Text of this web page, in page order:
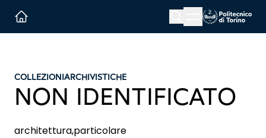
Menu button
COLLEZIONIARCHIVISTICHE
NON IDENTIFICATO
architettura,particolare